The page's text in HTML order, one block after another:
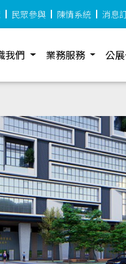
民眾參與 陳情系統 消息
我們 業務服務 公